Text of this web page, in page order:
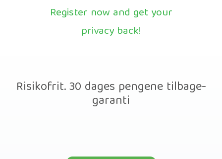
Register now and get your
privacy back!
Risikofrit. 30 dages pengene tilbage-
garanti